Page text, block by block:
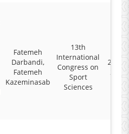
Fatemeh
Darbandi,
Fatemeh
Kazeminasab
13th
International
Congress on
Sport
Sciences
2022-